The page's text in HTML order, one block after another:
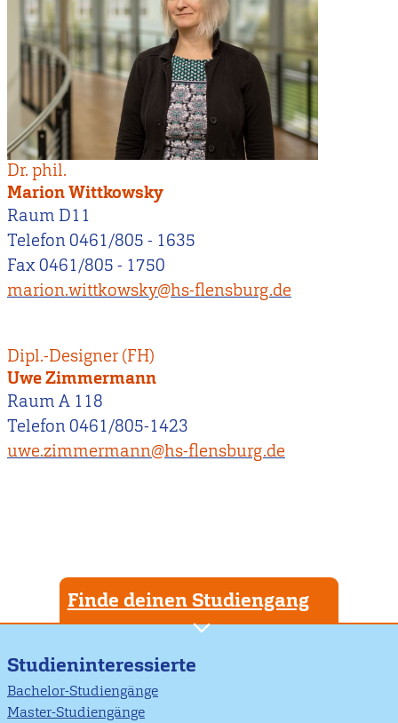
Dr. phil.
Marion Wittkowsky
Raum D11
Telefon 0461/805 - 1635
Fax 0461/805 - 1750
marion.wittkowsky@hs-flensburg.de
Dipl.-Designer (FH)
Uwe Zimmermann
Raum A 118
Telefon 0461/805-1423
uwe.zimmermann@hs-flensburg.de
Finde deinen Studiengang
Studieninteressierte
Bachelor-Studiengänge
Master-Studiengänge